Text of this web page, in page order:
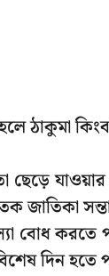
ঠাকুমা
যাওয়ার
বোধ
দিন হতে